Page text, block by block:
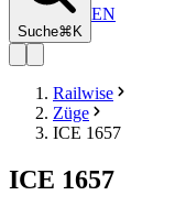
Suche⌘K
EN
Railwise
Züge
ICE 1657
ICE 1657